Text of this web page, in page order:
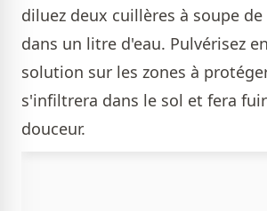
diluez deux cuillères à soupe
dans un litre d'eau. Pulvérisez
solution sur les zones à
s'infiltrera dans le sol et fera
douceur.